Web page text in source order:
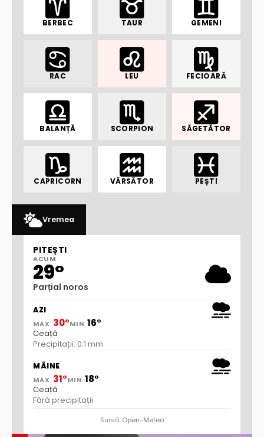
BERBEC TAUR GEMENI
RAC LEU FECIOARĂ
BALANȚĂ SCORPION SĂGETĂTOR
CAPRICORN VĂRSĂTOR PEȘTI
Vremea
PITEȘTI
ACUM
29°
Parțial noros
AZI
MAX 30°MIN 16°
Ceață
Precipitații: 0.1 mm
MÂINE
MAX 31°MIN 18°
Ceață
Fără precipitații
Sursă: Open-Meteo